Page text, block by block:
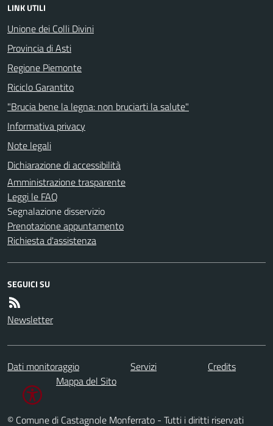
LINK UTILI
Unione dei Colli Divini
Provincia di Asti
Regione Piemonte
Riciclo Garantito
"Brucia bene la legna: non bruciarti la salute"
Informativa privacy
Note legali
Dichiarazione di accessibilità
Amministrazione trasparente
Leggi le FAQ
Segnalazione disservizio
Prenotazione appuntamento
Richiesta d'assistenza
SEGUICI SU
Newsletter
Dati monitoraggio Servizi
Credits
Mappa del Sito
© Comune di Castagnole Monferrato - Tutti i diritti riservati